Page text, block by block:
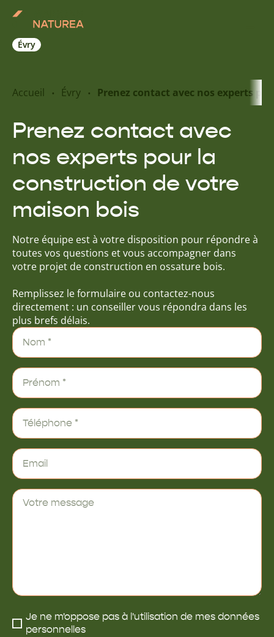
Évry
Nos offres
Prendre RDV
Accueil Évry Prenez contact avec nos experts
Prenez contact avec
nos experts pour la
construction de votre
maison bois
Notre équipe est à votre disposition pour répondre à
toutes vos questions et vous accompagner dans
votre projet de construction en ossature bois.
Remplissez le formulaire ou contactez-nous
directement : un conseiller vous répondra dans les
plus brefs délais.
Je ne m'oppose pas à l'utilisation de mes données
personnelles